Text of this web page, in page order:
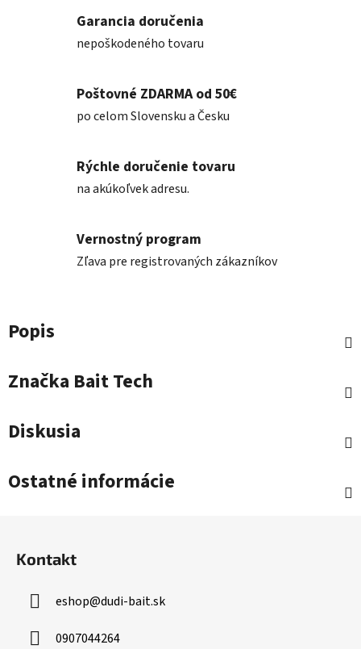
Garancia doručenia
nepoškodeného tovaru
Poštovné ZDARMA od 50€
po celom Slovensku a Česku
Rýchle doručenie tovaru
na akúkoľvek adresu.
Vernostný program
Zľava pre registrovaných zákazníkov
Popis
Značka Bait Tech
Diskusia
Ostatné informácie
Kontakt
eshop@dudi-bait.sk
0907044264